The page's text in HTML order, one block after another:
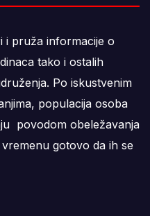
i pruža informacije o
tako i ostalih
Po iskustvenim
populacija osoba
povodom obeležavanja
gotovo da ih se